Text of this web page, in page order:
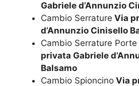
Gabriele d’Annunzio
Cambio Serrature Via
d’Annunzio Cinisello
Cambio Serrature
privata Gabriele
Balsamo
Cambio Spioncino Via